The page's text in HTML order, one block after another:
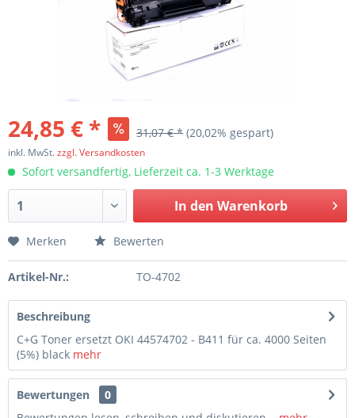
24,85 € * 31,07 € * (20,02% gespart)
inkl. MwSt.zzgl. Versandkosten
Sofort versandfertig, Lieferzeit ca. 1-3 Werktage
In den Warenkorb
Merken Bewerten
Artikel-Nr.: TO-4702
Beschreibung
C+G Toner ersetzt OKI 44574702 - B411 für ca. 4000 Seiten
(5%) black mehr
Bewertungen
0